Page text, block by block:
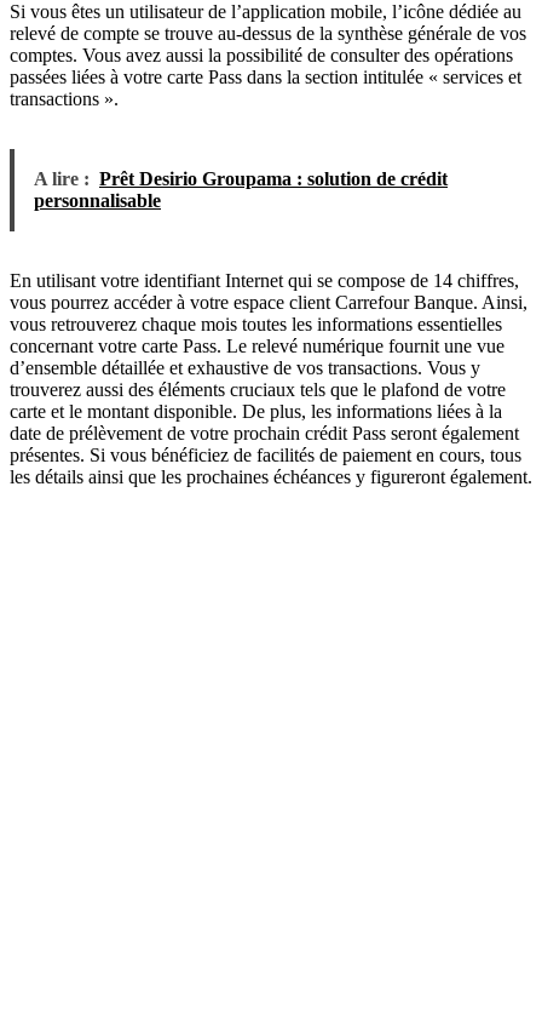
Si vous êtes un utilisateur de l’application mobile, l’icône dédiée au
relevé de compte se trouve au-dessus de la synthèse générale de vos
comptes. Vous avez aussi la possibilité de consulter des opérations
passées liées à votre carte Pass dans la section intitulée « services et
transactions ».
A lire : Prêt Desirio Groupama : solution de crédit
personnalisable
En utilisant votre identifiant Internet qui se compose de 14 chiffres,
vous pourrez accéder à votre espace client Carrefour Banque. Ainsi,
vous retrouverez chaque mois toutes les informations essentielles
concernant votre carte Pass. Le relevé numérique fournit une vue
d’ensemble détaillée et exhaustive de vos transactions. Vous y
trouverez aussi des éléments cruciaux tels que le plafond de votre
carte et le montant disponible. De plus, les informations liées à la
date de prélèvement de votre prochain crédit Pass seront également
présentes. Si vous bénéficiez de facilités de paiement en cours, tous
les détails ainsi que les prochaines échéances y figureront également.